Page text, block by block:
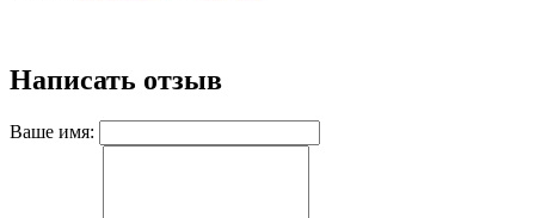
Написать отзыв
Ваше имя: